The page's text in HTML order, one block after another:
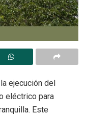
ejecución del
eléctrico para
Este